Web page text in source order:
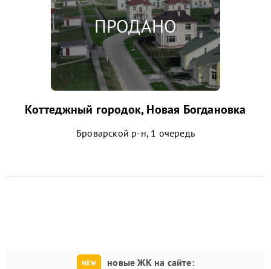
Коттеджный городок, Новая Богдановка
Броварской р-н, 1 очередь
новые ЖК на сайте: